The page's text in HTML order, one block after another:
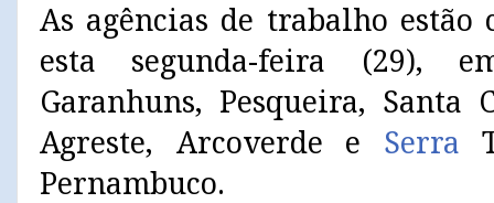
As agências de trabalho estão
esta segunda-feira (29),
Garanhuns, Pesqueira,
Agreste, Arcoverde e Serra
Pernambuco.